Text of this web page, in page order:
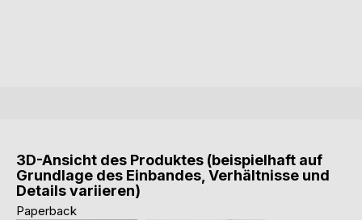
3D-Ansicht des Produktes (beispielhaft auf
Grundlage des Einbandes, Verhältnisse und
Details variieren)
Paperback